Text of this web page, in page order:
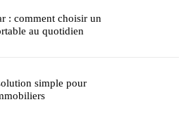
: comment choisir un
au quotidien
simple pour